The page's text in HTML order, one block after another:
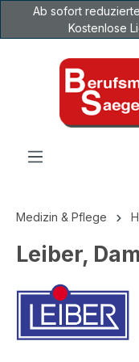
Zum Hauptinhalt
Ab sofort
Kostenlose
Medizin & Pflege
Leiber,